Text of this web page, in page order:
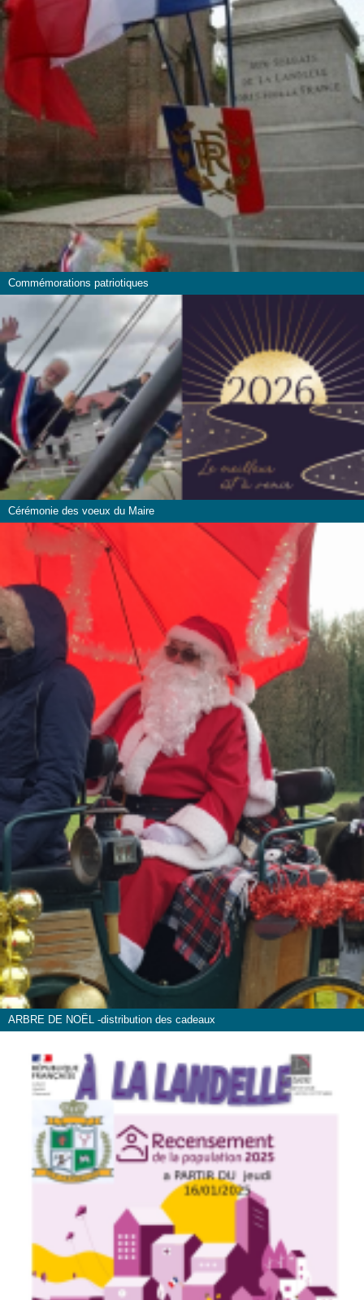
Commémorations patriotiques
Cérémonie des voeux du Maire
ARBRE DE NOËL -distribution des cadeaux